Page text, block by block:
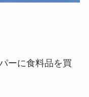
ーに食料品を買